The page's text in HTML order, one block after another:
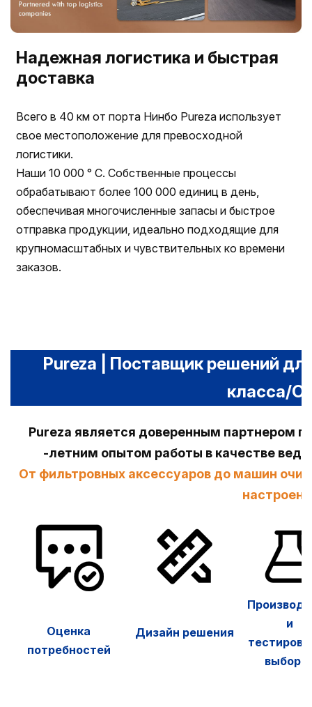
Надежная логистика и быстрая
доставка
Всего в 40 км от порта Нинбо Pureza использует
свое местоположение для превосходной
логистики.
Наши 10 000 ° С. Собственные процессы
обрабатывают более 100 000 единиц в день,
обеспечивая многочисленные запасы и быстрое
отправка продукции, идеально подходящие для
крупномасштабных и чувствительных ко времени
заказов.
Pureza | Поставщик решений
класса/
Pureza является доверенным партнером
-летним опытом работы в качестве
От фильтровных аксессуаров до машин
Оценка
потребностей
Дизайн решения
и